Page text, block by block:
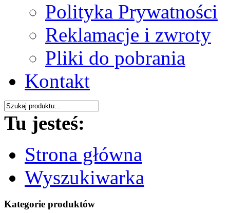
Polityka Prywatności
Reklamacje i zwroty
Pliki do pobrania
Kontakt
Tu jesteś:
Strona główna
Wyszukiwarka
Kategorie produktów